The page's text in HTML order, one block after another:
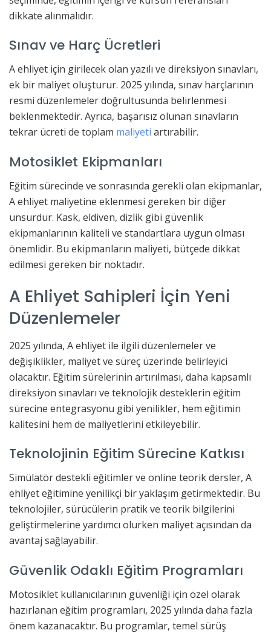
dikkate alınmalıdır.
Sınav ve Harç Ücretleri
A ehliyet için girilecek olan yazılı ve direksiyon sınavları,
ek bir maliyet oluşturur. 2025 yılında, sınav harçlarının
resmi düzenlemeler doğrultusunda belirlenmesi
beklenmektedir. Ayrıca, başarısız olunan sınavların
tekrar ücreti de toplam maliyeti artırabilir.
Motosiklet Ekipmanları
Eğitim sürecinde ve sonrasında gerekli olan ekipmanlar,
A ehliyet maliyetine eklenmesi gereken bir diğer
unsurdur. Kask, eldiven, dizlik gibi güvenlik
ekipmanlarının kaliteli ve standartlara uygun olması
önemlidir. Bu ekipmanların maliyeti, bütçede dikkat
edilmesi gereken bir noktadır.
A Ehliyet Sahipleri İçin Yeni
Düzenlemeler
2025 yılında, A ehliyet ile ilgili düzenlemeler ve
değişiklikler, maliyet ve süreç üzerinde belirleyici
olacaktır. Eğitim sürelerinin artırılması, daha kapsamlı
direksiyon sınavları ve teknolojik desteklerin eğitim
sürecine entegrasyonu gibi yenilikler, hem eğitimin
kalitesini hem de maliyetlerini etkileyebilir.
Teknolojinin Eğitim Sürecine Katkısı
Simülatör destekli eğitimler ve online teorik dersler, A
ehliyet eğitimine yenilikçi bir yaklaşım getirmektedir. Bu
teknolojiler, sürücülerin pratik ve teorik bilgilerini
geliştirmelerine yardımcı olurken maliyet açısından da
avantaj sağlayabilir.
Güvenlik Odaklı Eğitim Programları
Motosiklet kullanıcılarının güvenliği için özel olarak
hazırlanan eğitim programları, 2025 yılında daha fazla
önem kazanacaktır. Bu programlar, temel sürüş